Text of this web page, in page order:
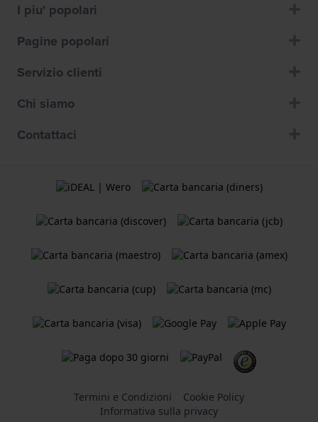
I piu' popolari
Pagine popolari
Servizio clienti
Chi siamo
Contattaci
Termini e Condizioni
Cookie Policy
Informativa sulla privacy